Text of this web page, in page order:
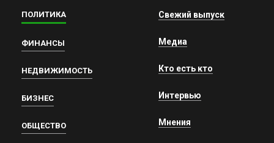
ПОЛИТИКА
ФИНАНСЫ
НЕДВИЖИМОСТЬ
БИЗНЕС
ОБЩЕСТВО
Свежий выпуск
Медиа
Кто есть кто
Интервью
Мнения